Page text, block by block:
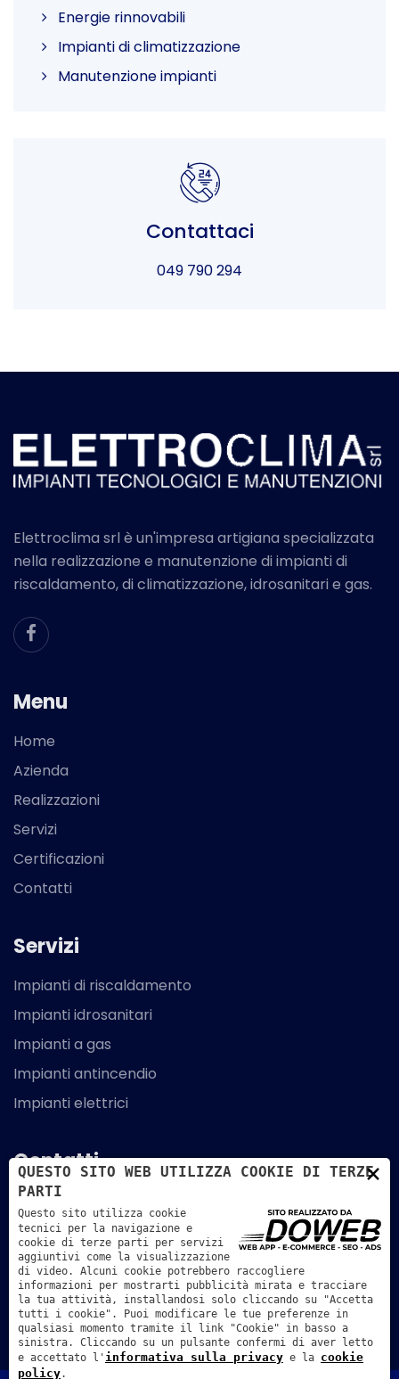
Energie rinnovabili
Impianti di climatizzazione
Manutenzione impianti
Contattaci
049 790 294
Elettroclima srl è un'impresa artigiana specializzata
nella realizzazione e manutenzione di impianti di
riscaldamento, di climatizzazione, idrosanitari e gas.
Menu
Home
Azienda
Realizzazioni
Servizi
Certificazioni
Contatti
Servizi
Impianti di riscaldamento
Impianti idrosanitari
Impianti a gas
Impianti antincendio
Impianti elettrici
Contatti
Via G. Galilei, 5 - 35020 - Legnaro - Padova
049 790 294
info@elettroclimaimpianti.it
×
QUESTO SITO WEB UTILIZZA COOKIE DI TERZE
PARTI
Questo sito utilizza cookie
tecnici per la navigazione e
cookie di terze parti per servizi
aggiuntivi come la visualizzazione
di video. Alcuni cookie potrebbero raccogliere
informazioni per mostrarti pubblicità mirata e tracciare
la tua attività, installandosi solo cliccando su "Accetta
tutti i cookie". Puoi modificare le tue preferenze in
qualsiasi momento tramite il link "Cookie" in basso a
sinistra. Cliccando su un pulsante confermi di aver letto
e accettato l' informativa sulla privacy e la cookie
policy.